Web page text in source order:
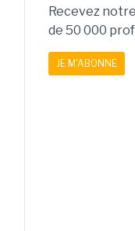
Recevez
de 50 000
JE M'ABONNE